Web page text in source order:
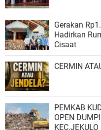
Gerakan Rp1.000, BAZNAS Purwakarta
Hadirkan
Cisaat
CERMIN
PEMKAB KUDUS RESMI
OPEN